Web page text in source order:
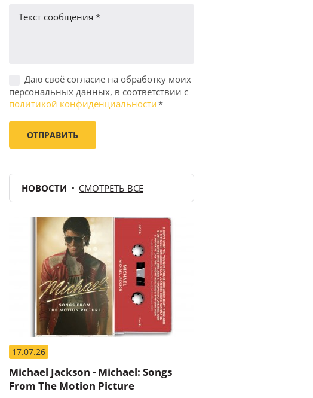
Даю своё согласие на обработку моих
персональных данных, в соответствии с
политикой конфиденциальности*
НОВОСТИ СМОТРЕТЬ ВСЕ
17.07.26
Michael Jackson - Michael: Songs
From The Motion Picture